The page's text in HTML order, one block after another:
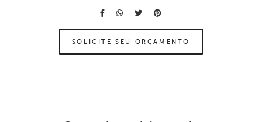
SOLICITE SEU ORÇAMENTO